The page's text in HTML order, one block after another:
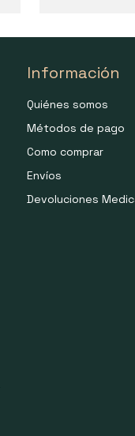
Información
Quiénes somos
Métodos de pago
Como comprar
Envíos
Devoluciones